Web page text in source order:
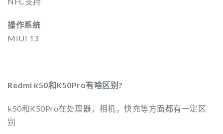
操作系统
MIUI 13
Redmi k50和K50Pro有啥区别?
k50和K50Pro在处理器，相机，快充等方面都有一定区
别